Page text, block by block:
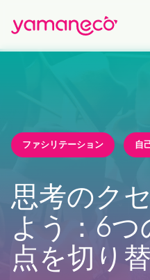
ファシリテーション 自
思考のク
よう：6
点を切り